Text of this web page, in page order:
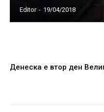
Editor - 19/04/2018
Денеска е втор ден